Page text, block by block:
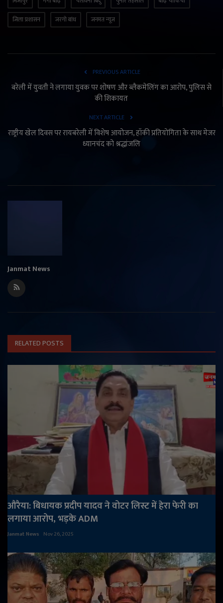
जिला प्रशासन
जरगो बांध जनमत न्यूज
PREVIOUS ARTICLE
बरेली में युवती ने लगाया युवक पर शोषण और ब्लैकमेलिंग का आरोप, पुलिस से
की शिकायत
NEXT ARTICLE
राष्ट्रीय खेल दिवस पर रायबरेली में विशेष आयोजन, हॉकी प्रतियोगिता के साथ मेजर
ध्यानचंद को श्रद्धांजलि
Janmat News
RELATED POSTS
औरैया: बिधायक प्रदीप यादव ने वोटर लिस्ट में हेरा फेरी का
लगाया आरोप, भड़के ADM
Janmat News Nov 26, 2025